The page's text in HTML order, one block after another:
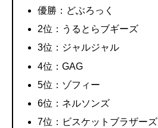
優勝：どぶろっく
2位：うるとらブギーズ
3位：ジャルジャル
4位：GAG
5位：ゾフィー
6位：ネルソンズ
7位：ビスケットブラザーズ